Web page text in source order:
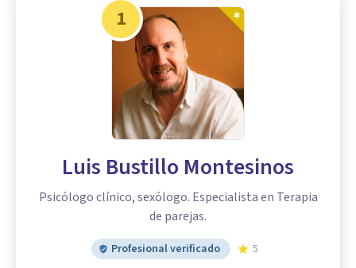
1
Luis Bustillo Montesinos
Psicólogo clínico, sexólogo. Especialista en Terapia
de parejas.
Profesional verificado 5